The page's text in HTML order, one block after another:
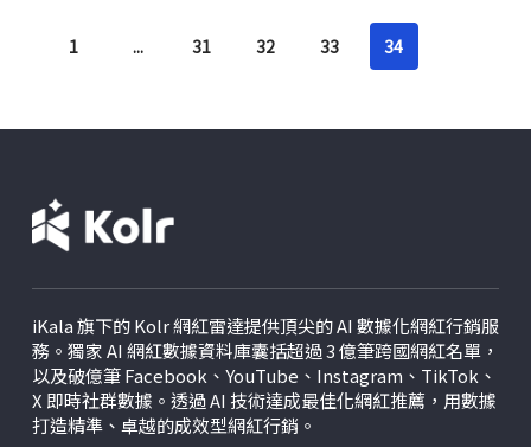
用者數量成長了 12%，而在台灣活躍使用社群媒體的人
口高達 89%，較去年的 80% 上升了 9%，排列全球第三
名。這意味著在行銷廣告的佈局必然要納入社群軟體，
其是年輕的世代。
1 ... 31 32 33 34
iKala 旗下的 Kolr 網紅雷達提供頂尖的 AI 數據化網紅行銷服
務。獨家 AI 網紅數據資料庫囊括超過 3 億筆跨國網紅名單，
以及破億筆 Facebook、YouTube、Instagram、TikTok、
X 即時社群數據。透過 AI 技術達成最佳化網紅推薦，用數據
打造精準、卓越的成效型網紅行銷。